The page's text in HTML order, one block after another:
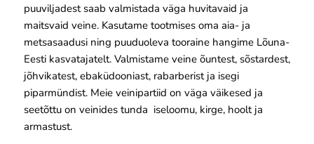
puuviljadest saab valmistada väga huvitavaid ja
maitsvaid veine. Kasutame tootmises oma aia- ja
metsasaadusi ning puuduoleva tooraine hangime Lõuna-
Eesti kasvatajatelt. Valmistame veine õuntest, sõstardest,
jõhvikatest, ebaküdooniast, rabarberist ja isegi
piparmündist. Meie veinipartiid on väga väikesed ja
seetõttu on veinides tunda iseloomu, kirge, hoolt ja
armastust.